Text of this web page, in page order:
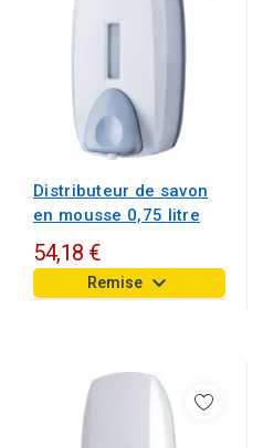
Distributeur de savon
en mousse 0,75 litre
54,18 €
Remise keyboard_arrow_down